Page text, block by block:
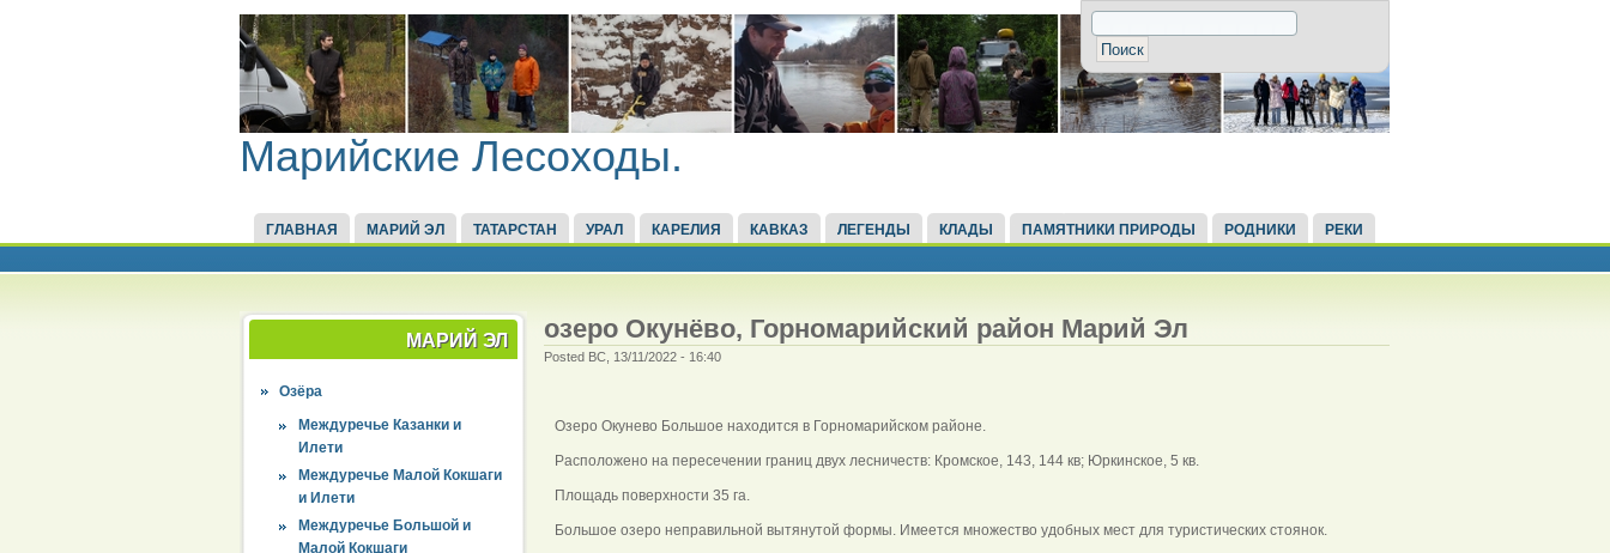
Марийские Лесоходы.
ГЛАВНАЯ МАРИЙ ЭЛ ТАТАРСТАН УРАЛ КАРЕЛИЯ КАВКАЗ ЛЕГЕНДЫ КЛАДЫ ПАМЯТНИКИ ПРИРОДЫ РОДНИКИ РЕКИ
МАРИЙ ЭЛ
Озёра
Междуречье Казанки и
Илети
Междуречье Малой Кокшаги
и Илети
Междуречье Большой и
Малой Кокшаги
озеро Окунёво, Горномарийский район Марий Эл
Posted ВС, 13/11/2022 - 16:40
Озеро Окунево Большое находится в Горномарийском районе.
Расположено на пересечении границ двух лесничеств: Кромское, 143, 144 кв; Юркинское, 5 кв.
Площадь поверхности 35 га.
Большое озеро неправильной вытянутой формы. Имеется множество удобных мест для туристических стоянок.